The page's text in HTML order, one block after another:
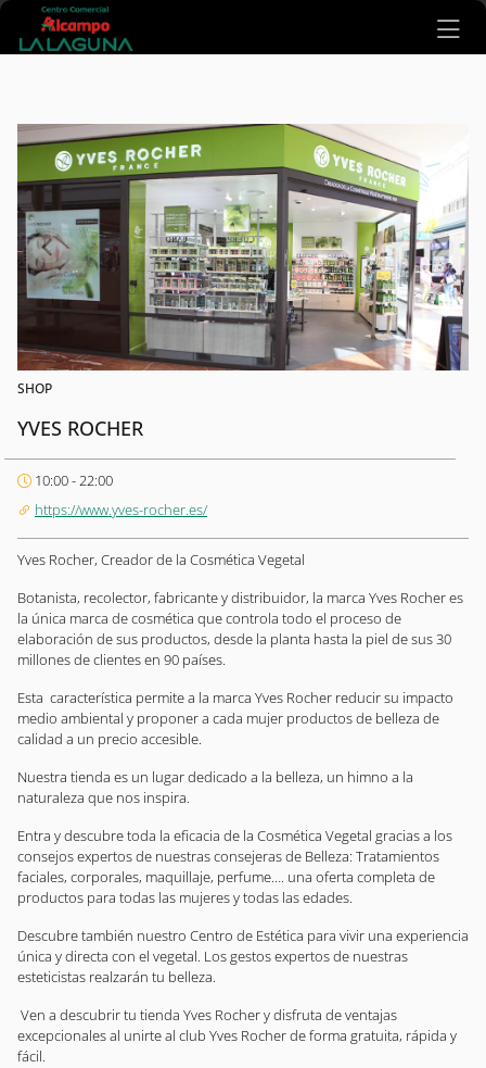
Ir al contenido principal
SHOP
YVES ROCHER
10:00 - 22:00
https://www.yves-rocher.es/
Yves Rocher, Creador de la Cosmética Vegetal
Botanista, recolector, fabricante y distribuidor, la marca Yves Rocher es
la única marca de cosmética que controla todo el proceso de
elaboración de sus productos, desde la planta hasta la piel de sus 30
millones de clientes en 90 países.
Esta característica permite a la marca Yves Rocher reducir su impacto
medio ambiental y proponer a cada mujer productos de belleza de
calidad a un precio accesible.
Nuestra tienda es un lugar dedicado a la belleza, un himno a la
naturaleza que nos inspira.
Entra y descubre toda la eficacia de la Cosmética Vegetal gracias a los
consejos expertos de nuestras consejeras de Belleza: Tratamientos
faciales, corporales, maquillaje, perfume…. una oferta completa de
productos para todas las mujeres y todas las edades.
Descubre también nuestro Centro de Estética para vivir una experiencia
única y directa con el vegetal. Los gestos expertos de nuestras
esteticistas realzarán tu belleza.
Ven a descubrir tu tienda Yves Rocher y disfruta de ventajas
excepcionales al unirte al club Yves Rocher de forma gratuita, rápida y
fácil.